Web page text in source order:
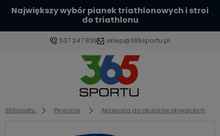
Największy wybór pianek triathlonowych i stroi
do triathlonu
537 247 836 sklep@365sportu.pl
Zaloguj się
Załóż konto
365sportu Pływanie Akcesoria do okularów pływackich